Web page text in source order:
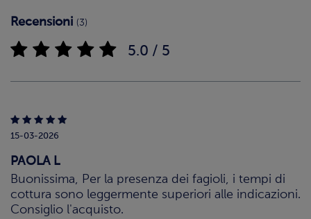
Recensioni (3)
5.0 / 5
15-03-2026
PAOLA L
Buonissima, Per la presenza dei fagioli, i tempi di
cottura sono leggermente superiori alle indicazioni.
Consiglio l'acquisto.